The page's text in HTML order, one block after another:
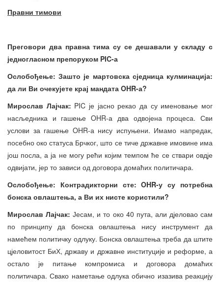
Правни тимови
Преговори два правнатима су се дешавали у складу с
једногласном препоруком PIC-а
Ослобођење: Зашто је мартовска сједница кулминација:
да ли Ви очекујете крај мандата OHR-а?
Мирослав Лајчак: PIC је јасно рекао да су именовање мог
насљедника и гашење OHR-а два одвојена процеса. Сви
услови за гашење OHR-а нису испуњени. Имамо напредак,
посебно око статуса Брчког, што се тиче државне имовине има
још посла, а ја не могу рећи којим темпом ће се ствари овдје
одвијати, јер то зависи од договора домаћих политичара.
Ослобођење: Контрадикторни сте: OHR-усу потребна
бонска овлаштења, а Ви их нисте користили?
Мирослав Лајчак:Јесам, и то око 40 пута, али дјеловао сам
по принципу да бонска овлаштења нису инструмент да
намећем политичку одлуку. Бонска овлаштења треба да штите
цјеловитост БиХ, државу и државне институције и реформе, а
остало је питање компромиса и договора домаћих
политичара. Свако наметање одлука обично изазива реакцију